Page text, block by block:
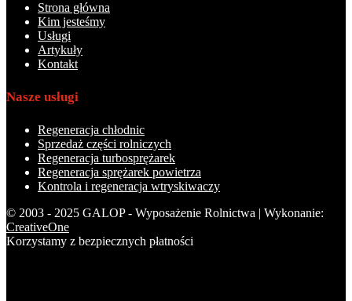
Strona główna
Kim jesteśmy
Usługi
Artykuły
Kontakt
Nasze usługi
Regeneracja chłodnic
Sprzedaż części rolniczych
Regeneracja turbosprężarek
Regeneracja sprężarek powietrza
Kontrola i regeneracja wtryskiwaczy
© 2003 - 2025 GALOP - Wyposażenie Rolnictwa | Wykonanie:
CreativeOne
Korzystamy z bezpiecznych płatności